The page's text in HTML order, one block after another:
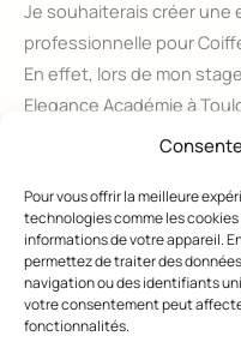
Pour vous offrir la meilleure
technologies comme les
informations de votre appareil.
permettez de traiter des
navigation ou des identifiants
votre consentement peut
fonctionnalités.
Je souhaiterais créer une
professionnelle pour
En effet, lors de mon
Elegance Académie à
personnes venant de
Connaissant des
pour elles de passer le
Par contre elles peuvent
une période de 1600
Serait-il possible d’ouvrir